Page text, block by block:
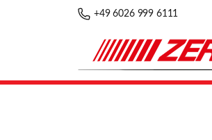
+49 6026 999 6111